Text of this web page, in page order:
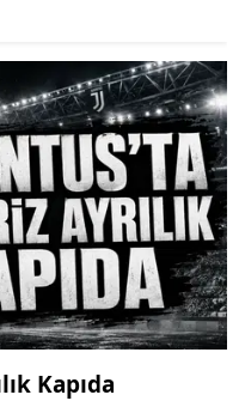
Kapıda